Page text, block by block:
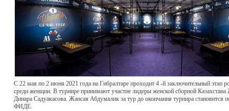
С 22 мая по 2 июня 2021 года на Гибралтаре проходит 4 -й заключительный
среди женщин. В турнире принимают участие лидеры женской сборной
Динара Садуакасова. Жансая Абдумалик за тур до окончания турнира становится
ФИДЕ.